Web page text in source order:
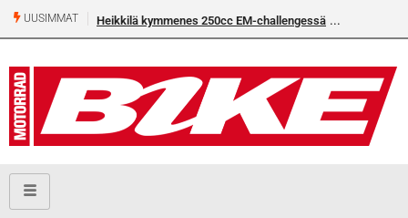
UUSIMMAT Heikkilä kymmenes 250cc EM-challengessä